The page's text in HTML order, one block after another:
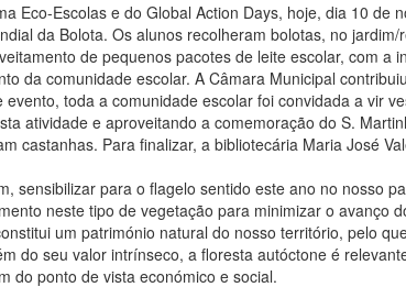
Eco-Escolas e do Global Action Days, hoje, dia 10 de
da Bolota. Os alunos recolheram bolotas, no
de pequenos pacotes de leite escolar, com a
da comunidade escolar. A Câmara Municipal
evento, toda a comunidade escolar foi convidada a vir
atividade e aproveitando a comemoração do S.
castanhas. Para finalizar, a bibliotecária Maria José
sensibilizar para o flagelo sentido este ano no nosso
neste tipo de vegetação para minimizar o avanço
um património natural do nosso território, pelo
do seu valor intrínseco, a floresta autóctone é
do ponto de vista económico e social.